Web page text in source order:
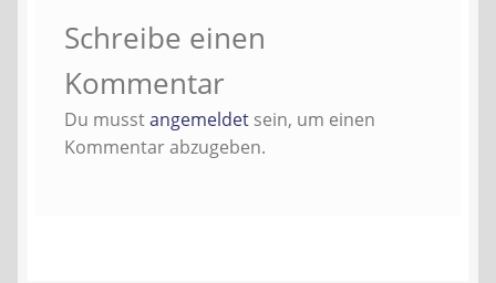
Zahlungsarten
Lieferzeit & Verfügbarkeit
Gutschein
Schreibe einen
Kommentar
Du musstangemeldetsein, um einen
Kommentar abzugeben.